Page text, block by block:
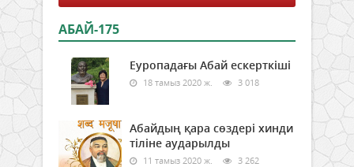
АБАЙ-175
Еуропадағы Абай ескерткіші
18 тамыз 2020 ж. 3 018
Абайдың қара сөздері хинди
тіліне аударылды
11 тамыз 2020 ж. 3 262